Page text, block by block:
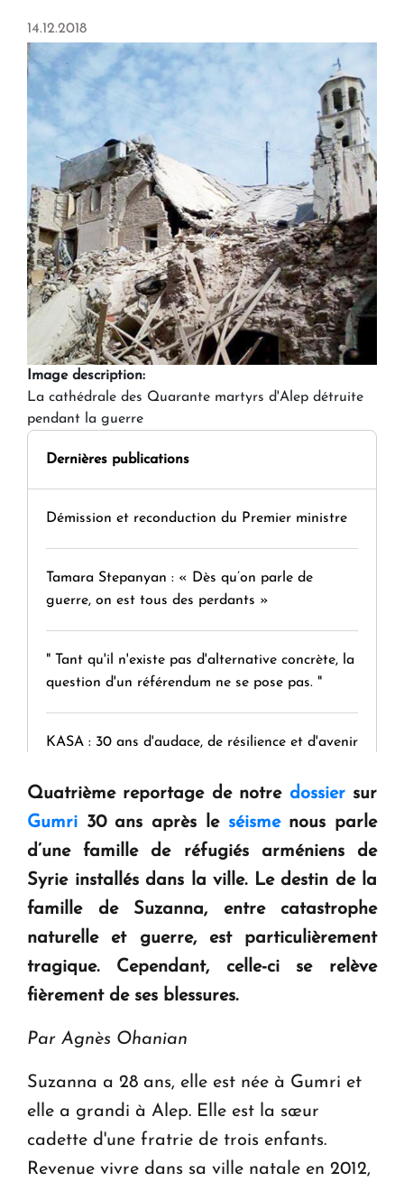
14.12.2018
Image description:
La cathédrale des Quarante martyrs d'Alep détruite
pendant la guerre
Dernières publications
Démission et reconduction du Premier ministre
Tamara Stepanyan : « Dès qu’on parle de
guerre, on est tous des perdants »
" Tant qu'il n'existe pas d'alternative concrète, la
question d'un référendum ne se pose pas. "
KASA : 30 ans d'audace, de résilience et d'avenir
Le premier hôtel Hyatt Regency d'Arménie
ouvrira ses portes à Dilijan
Quatrième reportage de notre dossiersur
Gumri 30 ans après le séismenous parle
d’une famille de réfugiés arméniens de
Syrie installés dans la ville. Le destin de la
famille de Suzanna, entre catastrophe
naturelle et guerre, est particulièrement
tragique. Cependant, celle-ci se relève
fièrement de ses blessures.
Par Agnès Ohanian
Suzanna a 28 ans, elle est née à Gumri et
elle a grandi à Alep. Elle est la sœur
cadette d'une fratrie de trois enfants.
Revenue vivre dans sa ville natale en 2012,